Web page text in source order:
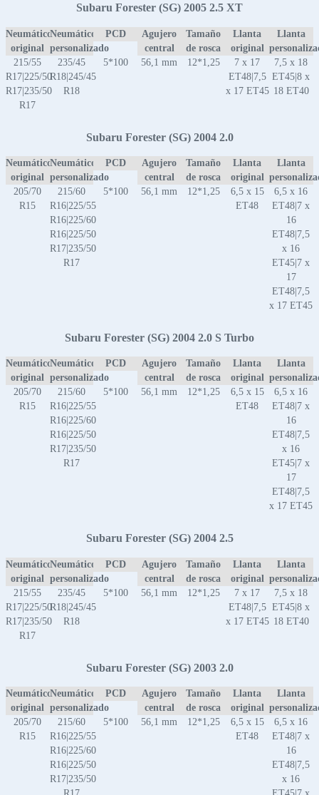
Subaru Forester (SG) 2005 2.5 XT
Neumático
original
Neumático
personalizado
PCD
Agujero
central
Tamaño
de rosca
Llanta
original
Llanta
215/55
R17|225/50
R17|235/50
R17
235/45
R18|245/45
R18
5*100 56,1 mm 12*1,25
7 x 17
ET48|7,5
x 17 ET45
7,5 x 18
ET45|8 x
18 ET40
Subaru Forester (SG) 2004 2.0
Neumático
original
Neumático
personalizado
PCD
Agujero
central
Tamaño
de rosca
Llanta
original
Llanta
205/70
R15
215/60
R16|225/55
R16|225/60
R16|225/50
R17|235/50
R17
5*100 56,1 mm 12*1,25
6,5 x 15
ET48
6,5 x 16
ET48|7 x
16
ET48|7,5
x 16
ET45|7 x
17
ET48|7,5
x 17 ET45
Subaru Forester (SG) 2004 2.0 S Turbo
Neumático
original
Neumático
personalizado
PCD
Agujero
central
Tamaño
de rosca
Llanta
original
Llanta
205/70
R15
215/60
R16|225/55
R16|225/60
R16|225/50
R17|235/50
R17
5*100 56,1 mm 12*1,25
6,5 x 15
ET48
6,5 x 16
ET48|7 x
16
ET48|7,5
x 16
ET45|7 x
17
ET48|7,5
x 17 ET45
Subaru Forester (SG) 2004 2.5
Neumático
original
Neumático
personalizado
PCD
Agujero
central
Tamaño
de rosca
Llanta
original
Llanta
215/55
R17|225/50
R17|235/50
R17
235/45
R18|245/45
R18
5*100 56,1 mm 12*1,25
7 x 17
ET48|7,5
x 17 ET45
7,5 x 18
ET45|8 x
18 ET40
Subaru Forester (SG) 2003 2.0
Neumático
original
Neumático
personalizado
PCD
Agujero
central
Tamaño
de rosca
Llanta
original
Llanta
205/70
R15
215/60
R16|225/55
R16|225/60
R16|225/50
R17|235/50
5*100 56,1 mm 12*1,25
6,5 x 15
ET48
6,5 x 16
ET48|7 x
16
ET48|7,5
x 16